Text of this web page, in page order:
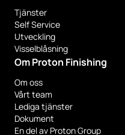
Tjänster
Self Service
Utveckling
Visselblåsning
Om Proton Finishing
Om oss
Vårt team
Lediga tjänster
Dokument
En del av Proton Group